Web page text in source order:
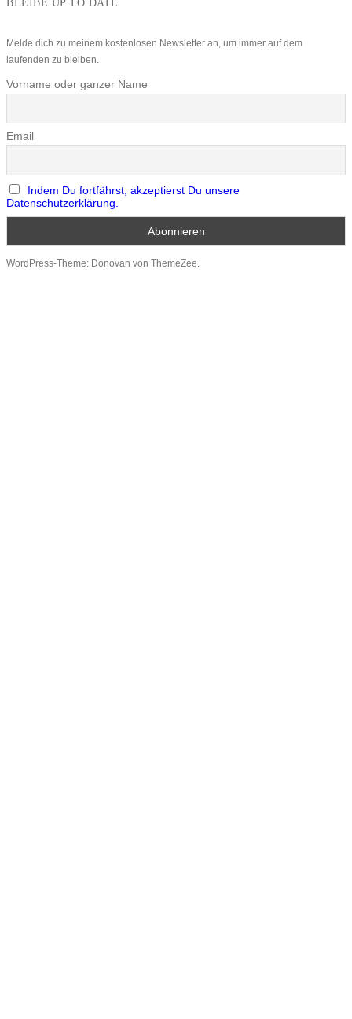
BLEIBE UP TO DATE
Melde dich zu meinem kostenlosen Newsletter an, um immer auf dem
laufenden zu bleiben.
Vorname oder ganzer Name
Email
Indem Du fortfährst, akzeptierst Du unsere
Datenschutzerklärung.
WordPress-Theme: Donovan von ThemeZee.